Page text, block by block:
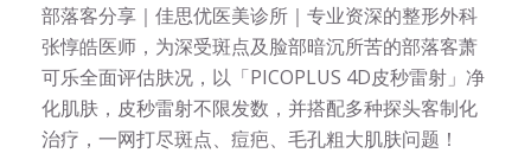
部落客分享｜佳思优医美诊所｜专业资深的整形外科
张惇皓医师，为深受斑点及脸部暗沉所苦的部落客萧
可乐全面评估肤况，以「PICOPLUS 4D皮秒雷射」净
化肌肤，皮秒雷射不限发数，并搭配多种探头客制化
治疗，一网打尽斑点、痘疤、毛孔粗大肌肤问题！